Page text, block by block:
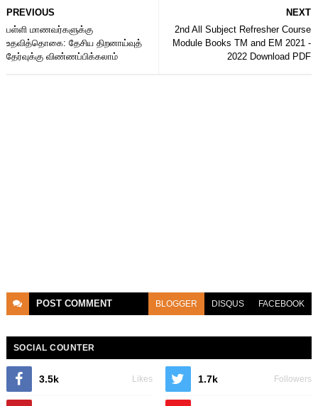
NEXT
2nd All Subject Refresher Course
Module Books TM and EM 2021 -
2022 Download PDF
PREVIOUS
பள்ளி மாணவர்களுக்கு
உதவித்தொகை: தேசிய திறனாய்வுத்
தேர்வுக்கு விண்ணப்பிக்கலாம்
POST COMMENT BLOGGER DISQUS FACEBOOK
SOCIAL COUNTER
3.5k Likes 1.7k Followers